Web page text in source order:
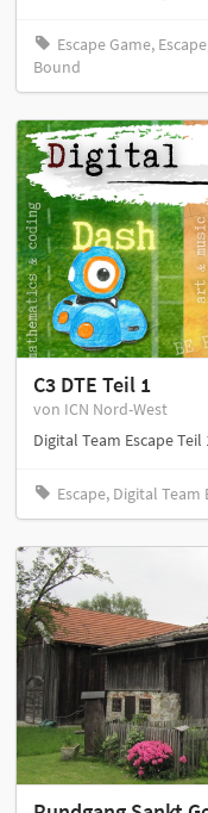
Escape Game,
Bound
C3 DTE Teil 1
von ICN Nord-West
Digital Team Escape Teil
Escape, Digital